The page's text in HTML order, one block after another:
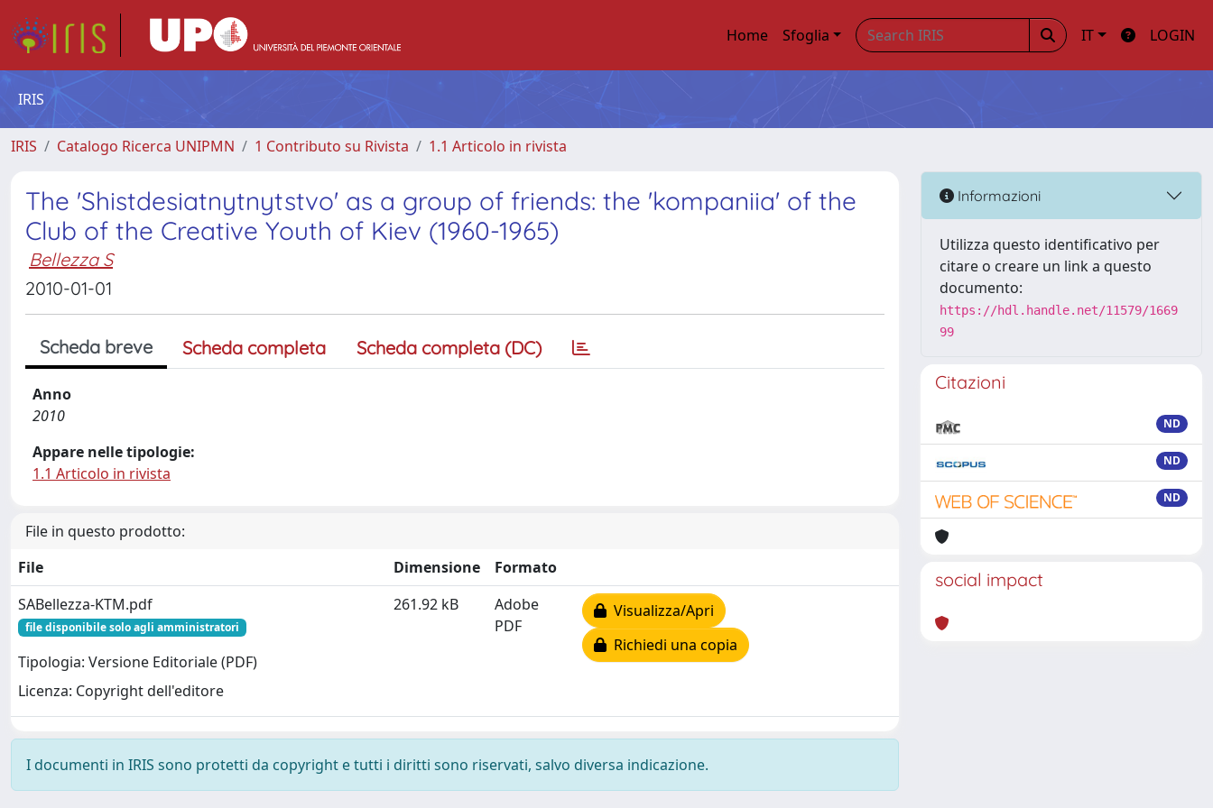
Home Sfoglia IT LOGIN
IRIS
IRIS Catalogo Ricerca UNIPMN 1 Contributo su Rivista 1.1 Articolo in rivista
The 'Shistdesiatnytnytstvo' as a group of friends: the 'kompaniia' of the
Club of the Creative Youth of Kiev (1960-1965)
Bellezza S
2010-01-01
Scheda breve Scheda completa Scheda completa (DC)
Anno
2010
Appare nelle tipologie:
1.1 Articolo in rivista
File in questo prodotto:
File
Dimensione
Formato
SABellezza-KTM.pdf
file disponibile solo agli amministratori
Tipologia: Versione Editoriale (PDF)
Licenza: Copyright dell'editore
261.92 kB
Adobe
PDF
Visualizza/Apri
Richiedi una copia
I documenti in IRIS sono protetti da copyright e tutti i diritti sono riservati, salvo diversa indicazione.
Informazioni
Utilizza questo identificativo per
citare o creare un link a questo
documento:
https://hdl.handle.net/11579/1669
99
Citazioni
ND
ND
ND
social impact